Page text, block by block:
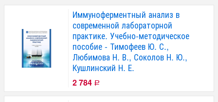
Иммуноферментный анализ в
современной лабораторной
практике. Учебно-методическое
пособие - Тимофеев Ю. С.,
Любимова Н. В., Соколов Н. Ю.,
Кушлинский Н. Е.
2 784 Р